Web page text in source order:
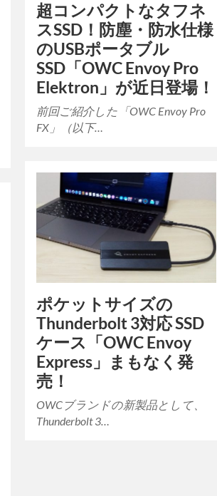
超コンパクトなタフネ
スSSD！防塵・防水仕様
のUSBポータブル
SSD「OWC Envoy Pro
Elektron」が近日登場！
前回ご紹介した「OWC Envoy Pro
FX」（以下…
ポケットサイズの
Thunderbolt 3対応 SSD
ケース「OWC Envoy
Express」まもなく発
売！
OWCブランドの新製品として、
Thunderbolt 3…